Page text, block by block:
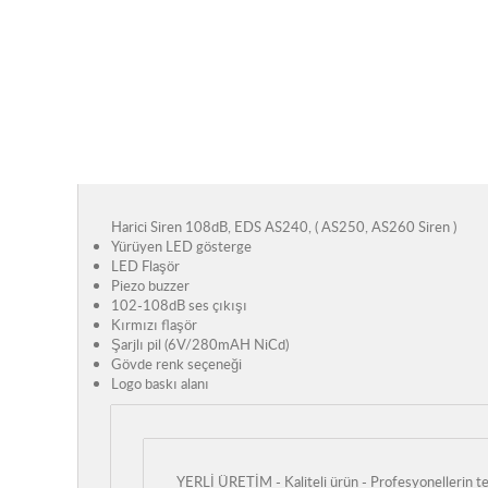
Harici Siren 108dB, EDS AS240, ( AS250, AS260 Siren )
Yürüyen LED gösterge
LED Flaşör
Piezo buzzer
102-108dB ses çıkışı
Kırmızı flaşör
Şarjlı pil (6V/280mAH NiCd)
Gövde renk seçeneği
Logo baskı alanı
YERLİ ÜRETİM - Kaliteli ürün - Profesyonellerin